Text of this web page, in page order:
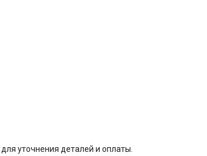
уточнения деталей и оплаты.